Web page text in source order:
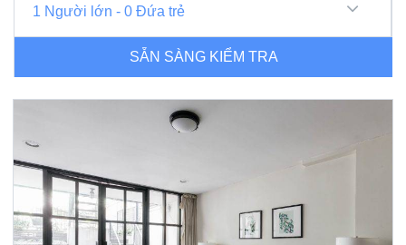
1 Người lớn - 0 Đứa trẻ
SẴN SÀNG KIỂM TRA